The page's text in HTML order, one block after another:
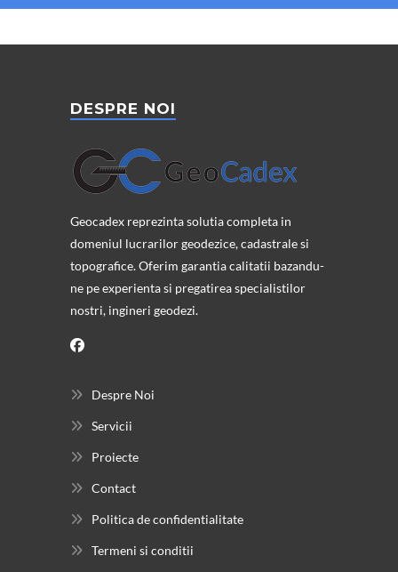
DESPRE NOI
Geocadex reprezinta solutia completa in
domeniul lucrarilor geodezice, cadastrale si
topografice. Oferim garantia calitatii bazandu-
ne pe experienta si pregatirea specialistilor
nostri, ingineri geodezi.
Despre Noi
Servicii
Proiecte
Contact
Politica de confidentialitate
Termeni si conditii